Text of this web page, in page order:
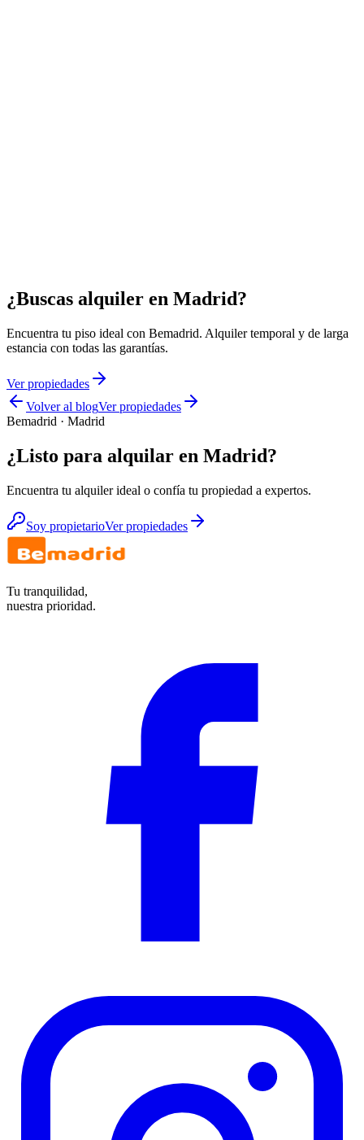
¿Buscas alquiler en Madrid?
Encuentra tu piso ideal con Bemadrid. Alquiler temporal y de larga
estancia con todas las garantías.
Ver propiedades
Volver al blogVer propiedades
Bemadrid · Madrid
¿Listo para alquilar en Madrid?
Encuentra tu alquiler ideal o confía tu propiedad a expertos.
Soy propietarioVer propiedades
Tu tranquilidad,
nuestra prioridad.